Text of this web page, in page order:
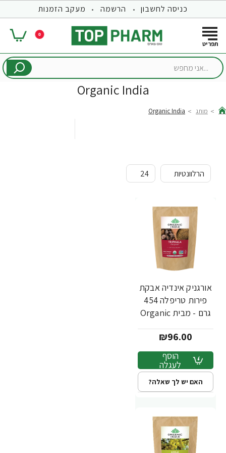
כניסה לחשבון הרשמה מעקב הזמנות
0
...אני
Organic India
מותג Organic India
אורגניק אינדיה אבקת
פירות טריפלה 454
גרם - מבית Organic
₪96.00
הוסף
לעגלה
האם יש לך שאלה?